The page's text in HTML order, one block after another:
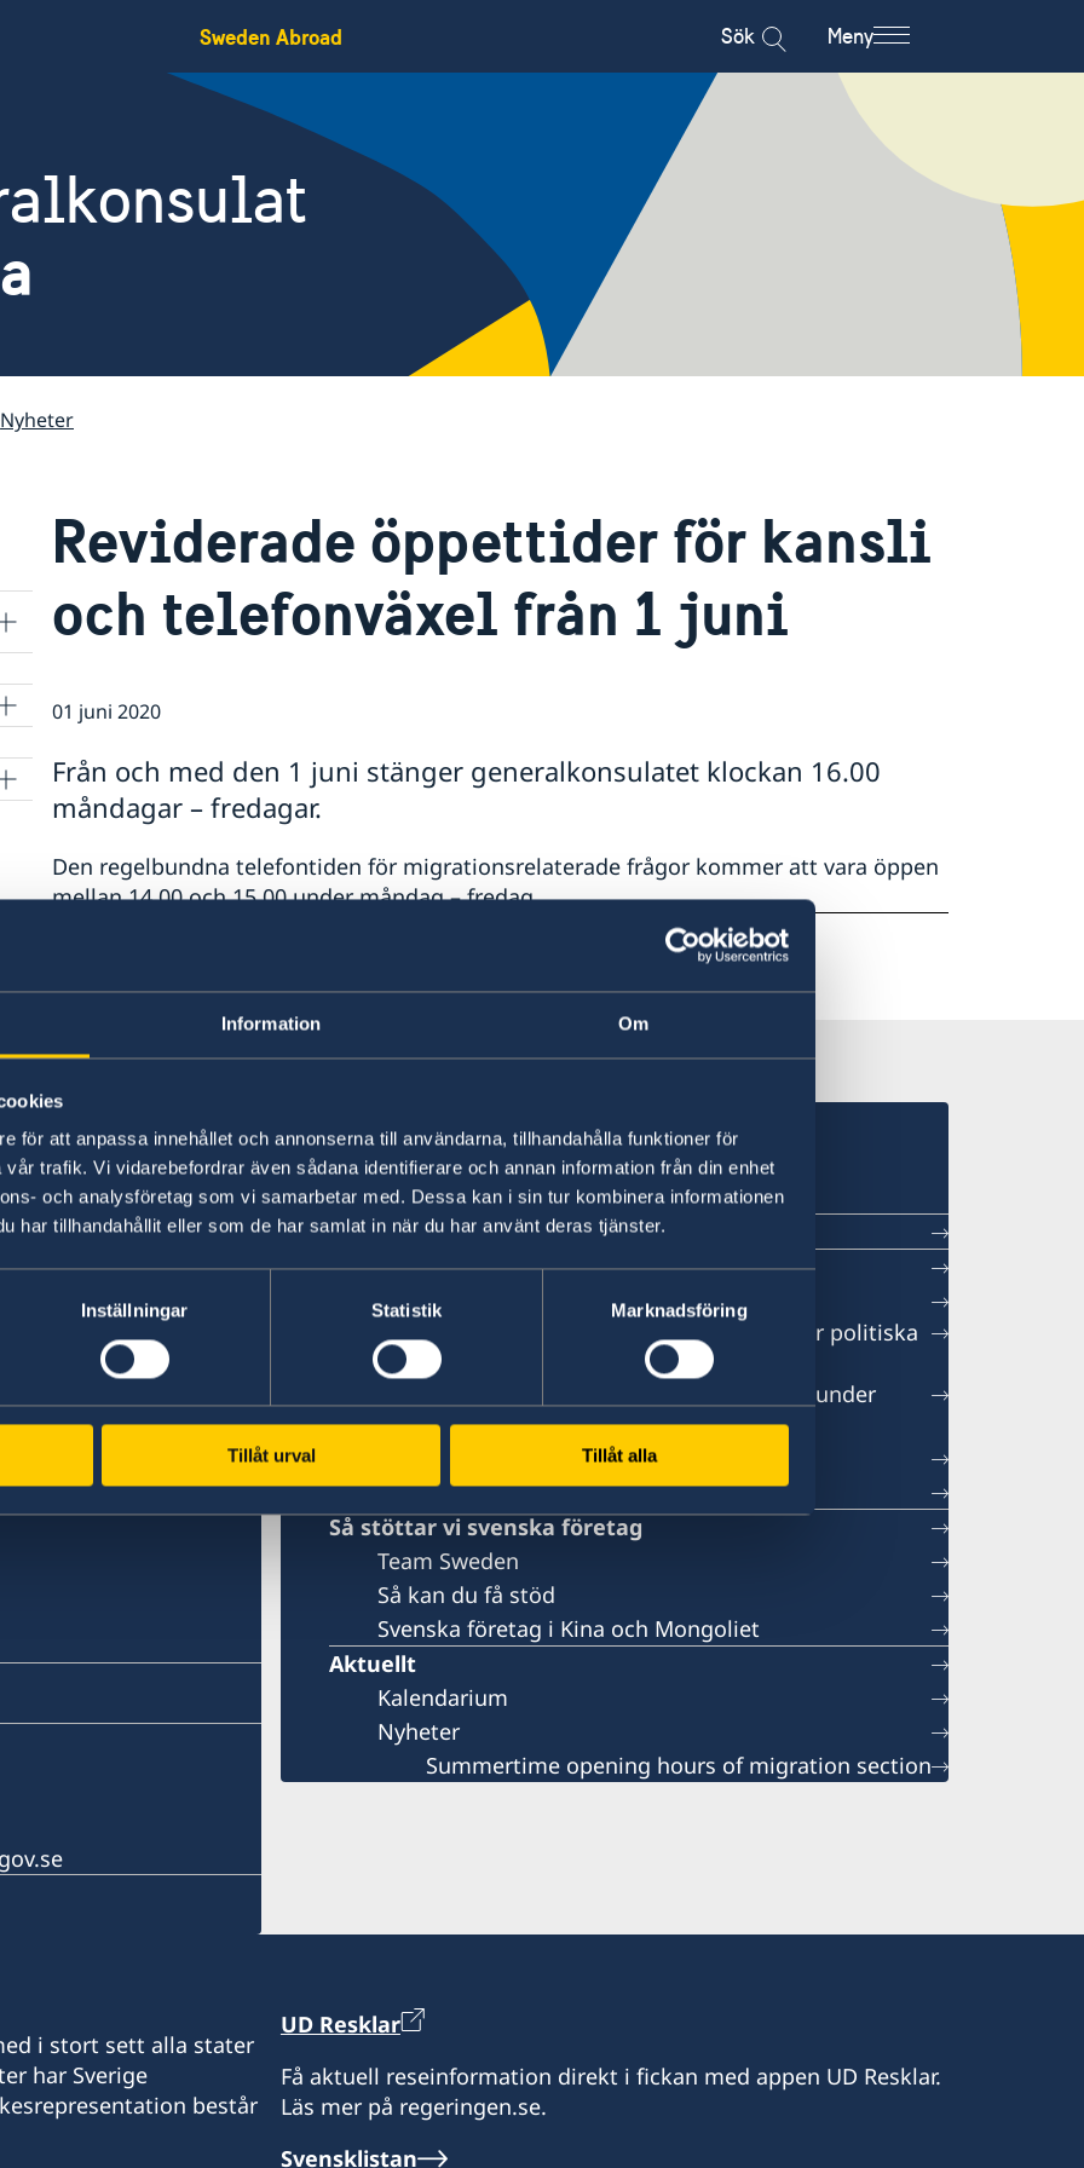
Information Om
för att anpassa innehållet och annonserna till användarna, tillhandahålla funktioner för
trafik. Vi vidarebefordrar även sådana identifierare och annan information från din enhet
och analysföretag som vi samarbetar med. Dessa kan i sin tur kombinera informationen
har tillhandahållit eller som de har samlat in när du har använt deras tjänster.
Inställningar Statistik Marknadsföring
Tillåt urval Tillåt alla
Sweden Abroad Sök Meny
Nyheter
Reviderade öppettider för kansli
och telefonväxel från 1 juni
01 juni 2020
Från och med den 1 juni stänger generalkonsulatet klockan 16.00
måndagar – fredagar.
Den regelbundna telefontiden för migrationsrelaterade frågor kommer att vara öppen
mellan 14.00 och 15.00 under måndag – fredag.
Ambassaden i Peking
Kontakt
Om oss
Lediga tjänster
Ambassaden söker en handläggare för politiska
frågor
medarbetare till vårt migrationsteam under
sommarsäsongen 2026
Svenska organisationer
Helgdagar 2026
Så stöttar vi svenska företag
Team Sweden
Så kan du få stöd
Svenska företag i Kina och Mongoliet
Aktuellt
Kalendarium
Nyheter
Summertime opening hours of migration section
i stort sett alla stater
har Sverige
består
UD Resklar
Få aktuell reseinformation direkt i fickan med appen UD Resklar.
Läs mer på regeringen.se.
Svensklistan